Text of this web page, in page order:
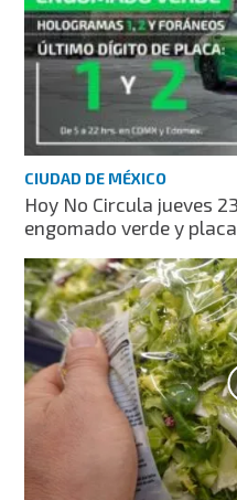
CIUDAD DE MÉXICO
Hoy No Circula jueves
engomado verde y